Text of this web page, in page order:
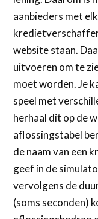
aanbieders met
website staan.
uitvoeren om te
moet worden. Je
speel met
herhaal dit op de
aflossingstabel
de naam van een
geef in de
vervolgens de
(soms seconden)